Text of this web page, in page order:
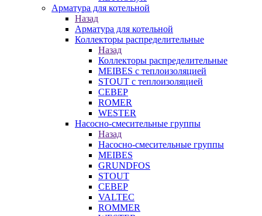
Арматура для котельной
Назад
Арматура для котельной
Коллекторы распределительные
Назад
Коллекторы распределительные
MEIBES с теплоизоляцией
STOUT с теплоизоляцией
СЕВЕР
ROMER
WESTER
Насосно-смесительные группы
Назад
Насосно-смесительные группы
MEIBES
GRUNDFOS
STOUT
СЕВЕР
VALTEC
ROMMER